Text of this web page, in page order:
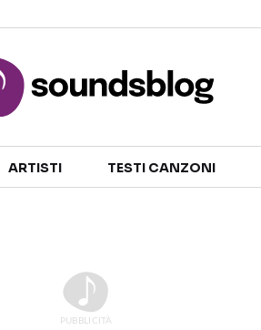
TALENT SHOW
ARTISTI TESTI CANZONI